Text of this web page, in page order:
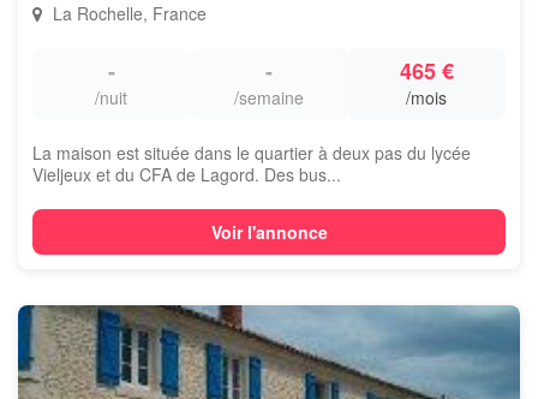
La Rochelle, France
-
/nuit
-
/semaine
465 €
/mois
La maison est située dans le quartier à deux pas du lycée
Vieljeux et du CFA de Lagord. Des bus...
Voir l'annonce